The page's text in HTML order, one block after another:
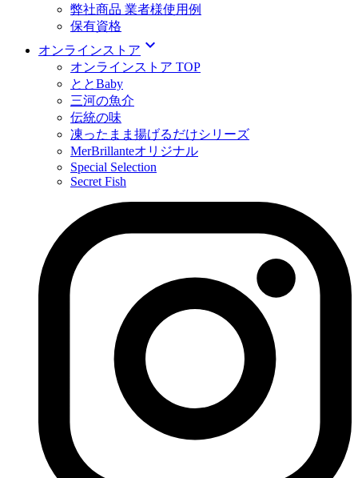
弊社商品 業者様使用例
保有資格
オンラインストア expand_more
オンラインストア TOP
ととBaby
三河の魚介
伝統の味
凍ったまま揚げるだけシリーズ
MerBrillanteオリジナル
Special Selection
Secret Fish